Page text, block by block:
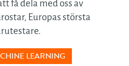
få dela med oss av
Europas största
LEARNING